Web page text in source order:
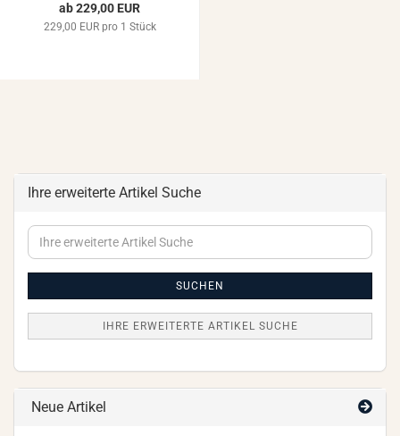
ab 229,00 EUR
229,00 EUR pro 1 Stück
Ihre erweiterte Artikel Suche
Ihre
erweiterte
SUCHEN
IHRE ERWEITERTE ARTIKEL SUCHE
Neue Artikel